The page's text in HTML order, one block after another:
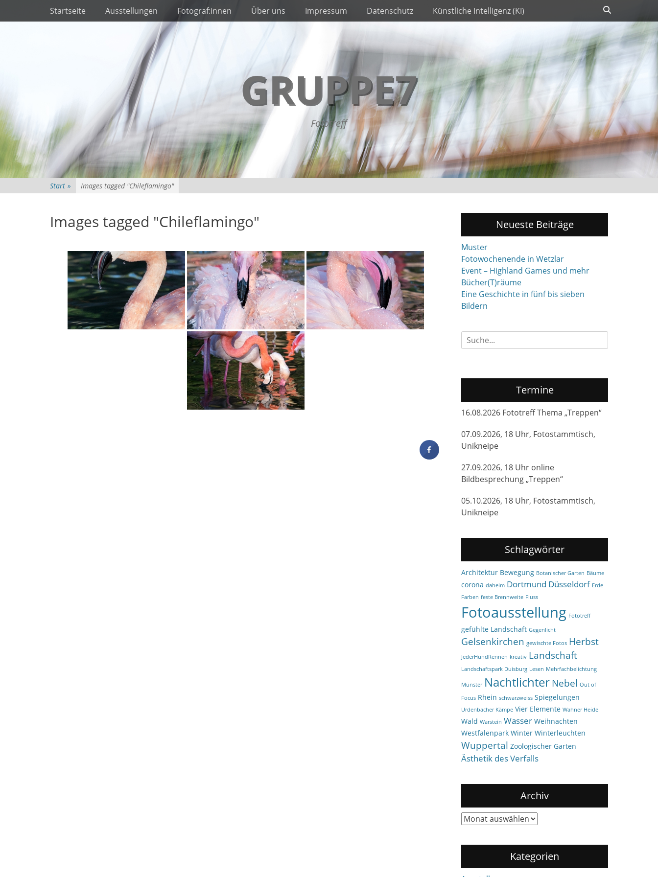
Zum
Inhalt
Primäres Menü
Startseite Ausstellungen Fotograf:innen Über uns Impressum Datenschutz Künstliche Intelligenz (KI)
GRUPPE7
Fototreff
Start » Images tagged "Chileflamingo"
Images tagged "Chileflamingo" Neueste Beiträge
Muster
Fotowochenende in Wetzlar
Event – Highland Games und mehr
Bücher(T)räume
Eine Geschichte in fünf bis sieben
Bildern
Suchen
nach:
Termine
16.08.2026 Fototreff Thema „Treppen“
07.09.2026, 18 Uhr, Fotostammtisch,
Unikneipe
27.09.2026, 18 Uhr online
Bildbesprechung „Treppen“
05.10.2026, 18 Uhr, Fotostammtisch,
Unikneipe
Schlagwörter
Architektur Bewegung Botanischer Garten Bäume
corona daheim Dortmund Düsseldorf Erde
Farben feste Brennweite Fluss
Fotoausstellung Fototreff
gefühlte Landschaft Gegenlicht
Gelsenkirchen gewischte Fotos Herbst
JederHundRennen kreativ Landschaft
Landschaftspark Duisburg Lesen Mehrfachbelichtung
Münster NachtlichterNebel Out of
Focus Rhein schwarzweiss Spiegelungen
Urdenbacher Kämpe Vier Elemente Wahner Heide
Wald Warstein Wasser Weihnachten
Westfalenpark Winter Winterleuchten
Wuppertal Zoologischer Garten
Ästhetik des Verfalls
Archiv
Archiv
Kategorien